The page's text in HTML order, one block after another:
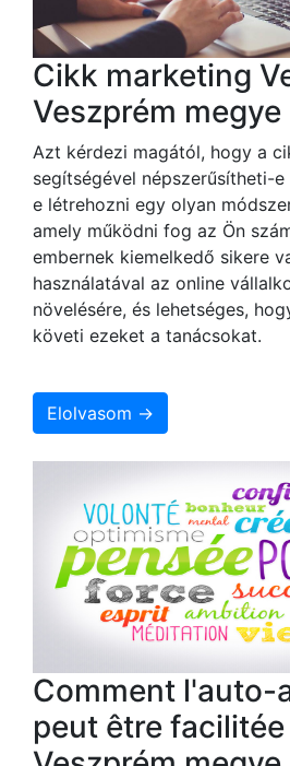
Cikk marketing
Veszprém megye
Azt kérdezi magától, hogy a
segítségével népszerűsítheti-
e létrehozni egy olyan
amely működni fog az Ön
embernek kiemelkedő sikere
használatával az online
növelésére, és lehetséges,
követi ezeket a tanácsokat.
Elolvasom →
Comment l'auto-
peut être